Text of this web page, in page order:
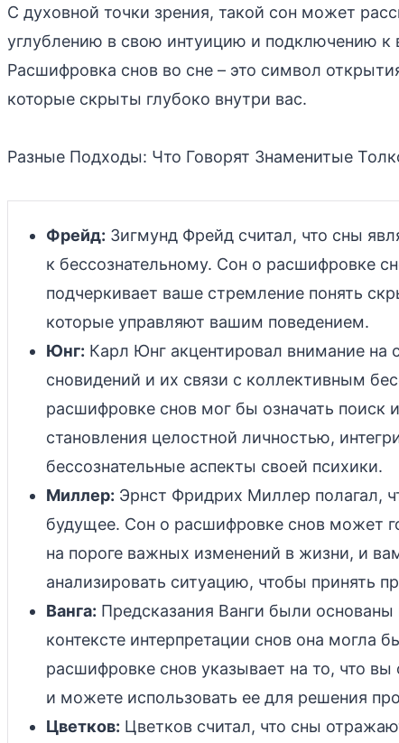
С духовной точки зрения, такой сон может
углублению в свою интуицию и подключению
Расшифровка снов во сне – это символ
которые скрыты глубоко внутри вас.
Разные Подходы: Что Говорят Знаменитые
Фрейд: Зигмунд Фрейд считал, что сны
к бессознательному. Сон о расшифровке
подчеркивает ваше стремление понять
которые управляют вашим поведением.
Юнг: Карл Юнг акцентировал внимание на
сновидений и их связи с коллективным
расшифровке снов мог бы означать поиск
становления целостной личностью,
бессознательные аспекты своей психики.
Миллер: Эрнст Фридрих Миллер полагал,
будущее. Сон о расшифровке снов может
на пороге важных изменений в жизни, и
анализировать ситуацию, чтобы принять
Ванга: Предсказания Ванги были основаны
контексте интерпретации снов она могла
расшифровке снов указывает на то, что
и можете использовать ее для решения
Цветков: Цветков считал, что сны